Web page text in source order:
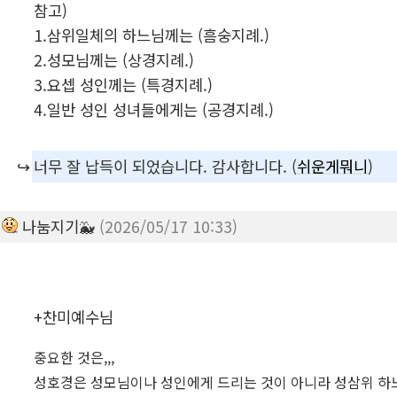
참고)
1.삼위일체의 하느님께는 (흠숭지례.)
2.성모님께는 (상경지례.)
3.요셉 성인께는 (특경지례.)
4.일반 성인 성녀들에게는 (공경지례.)
↪️ 너무 잘 납득이 되었습니다. 감사합니다. (쉬운게뭐니)
나눔지기🐳 (2026/05/17 10:33)
+찬미예수님
중요한 것은,,,
성호경은 성모님이나 성인에게 드리는 것이 아니라 성삼위